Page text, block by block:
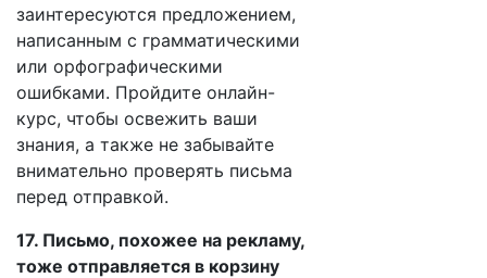
заинтересуются предложением,
написанным с грамматическими
или орфографическими
ошибками. Пройдите онлайн-
курс, чтобы освежить ваши
знания, а также не забывайте
внимательно проверять письма
перед отправкой.
17. Письмо, похожее на рекламу,
тоже отправляется в корзину